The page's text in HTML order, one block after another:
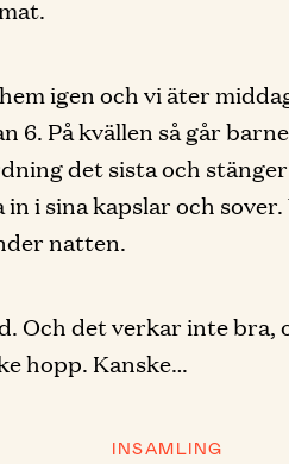
igen och vi äter
6. På kvällen så går
det sista och
i sina kapslar och
natten.
Och det verkar inte bra,
hopp. Kanske…
INSAMLING